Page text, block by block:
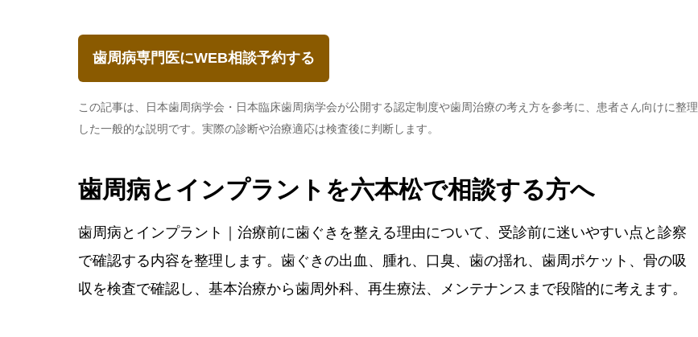
歯周病専門医にWEB相談予約する
この記事は、日本歯周病学会・日本臨床歯周病学会が公開する認定制度や歯周治療の考え方を参考に、患者さん向けに整理
した一般的な説明です。実際の診断や治療適応は検査後に判断します。
歯周病とインプラントを六本松で相談する方へ
歯周病とインプラント｜治療前に歯ぐきを整える理由について、受診前に迷いやすい点と診察
で確認する内容を整理します。歯ぐきの出血、腫れ、口臭、歯の揺れ、歯周ポケット、骨の吸
収を検査で確認し、基本治療から歯周外科、再生療法、メンテナンスまで段階的に考えます。